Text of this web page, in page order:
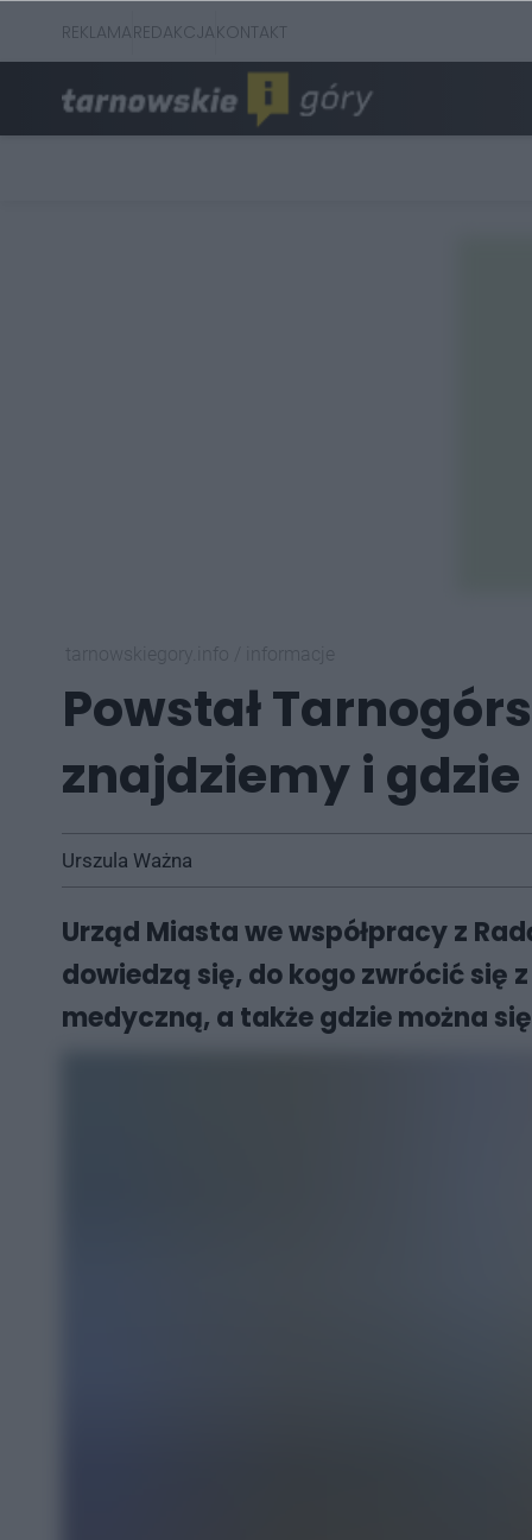
REKLAMAREDAKCJAKONTAKT
Powstał
znajdziemy i
Urszula Ważna
Urząd Miasta we współpracy z
dowiedzą się, do kogo zwrócić
medyczną, a także gdzie można